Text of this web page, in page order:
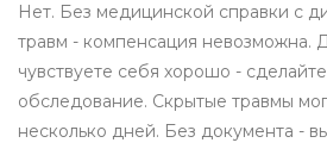
Нет. Без медицинской справки с
травм - компенсация невозможна.
чувствуете себя хорошо -
обследование. Скрытые травмы
несколько дней. Без документа -